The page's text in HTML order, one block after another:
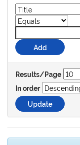
Results/Page
In order